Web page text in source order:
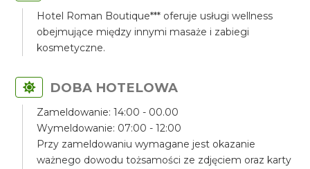
Hotel Roman Boutique*** oferuje usługi wellness
obejmujące między innymi masaże i zabiegi
kosmetyczne.
DOBA HOTELOWA
Zameldowanie: 14:00 - 00.00
Wymeldowanie: 07:00 - 12:00
Przy zameldowaniu wymagane jest okazanie
ważnego dowodu tożsamości ze zdjęciem oraz karty